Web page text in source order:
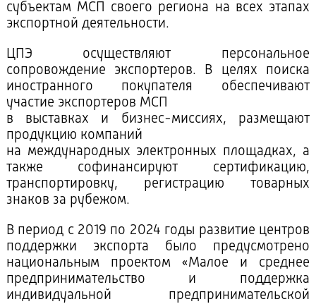
субъектам МСП своего региона на всех этапах
экспортной деятельности.
ЦПЭ осуществляют персональное
сопровождение экспортеров. В целях поиска
иностранного покупателя обеспечивают
участие экспортеров МСП
в выставках и бизнес-миссиях, размещают
продукцию компаний
на международных электронных площадках, а
также софинансируют сертификацию,
транспортировку, регистрацию товарных
знаков за рубежом.
В период с 2019 по 2024 годы развитие центров
поддержки экспорта было предусмотрено
национальным проектом «Малое и среднее
предпринимательство и поддержка
индивидуальной предпринимательской